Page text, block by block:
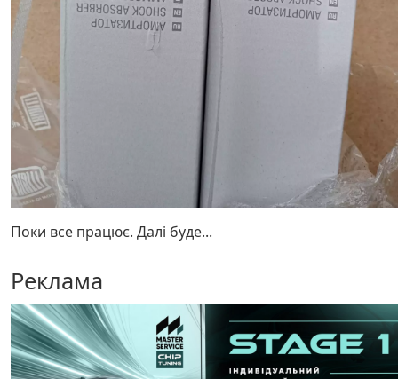
Поки все працює. Далі буде...
Реклама